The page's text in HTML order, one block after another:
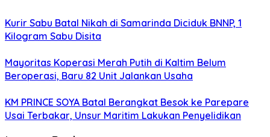
Kurir Sabu Batal Nikah di Samarinda Diciduk BNNP, 1
Kilogram Sabu Disita
Mayoritas Koperasi Merah Putih di Kaltim Belum
Beroperasi, Baru 82 Unit Jalankan Usaha
KM PRINCE SOYA Batal Berangkat Besok ke Parepare
Usai Terbakar, Unsur Maritim Lakukan Penyelidikan